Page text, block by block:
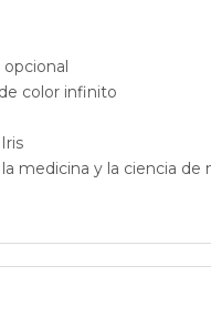
color infinito
medicina y la ciencia de